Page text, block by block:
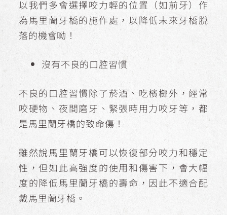
以我們多會選擇咬力輕的位置（如前牙）作
為馬里蘭牙橋的施作處，以降低未來牙橋脫
落的機會呦！
沒有不良的口腔習慣
不良的口腔習慣除了菸酒、吃檳榔外，經常
咬硬物、夜間磨牙、緊張時用力咬牙等，都
是馬里蘭牙橋的致命傷！
雖然說馬里蘭牙橋可以恢復部分咬力和穩定
性，但如此高強度的使用和傷害下，會大幅
度的降低馬里蘭牙橋的壽命，因此不適合配
戴馬里蘭牙橋。